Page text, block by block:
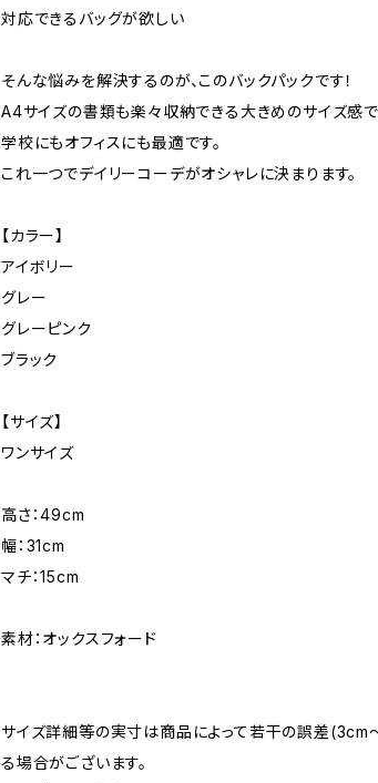
対応できるバッグが欲しい
そんな悩みを解決するのが、このバックパックです！
A4サイズの書類も楽々収納できる大きめのサイズ感で
学校にもオフィスにも最適です。
これ一つでデイリーコーデがオシャレに決まります。
【カラー】
アイボリー
グレー
グレーピンク
ブラック
【サイズ】
ワンサイズ
高さ：49cm
幅：31cm
マチ：15cm
素材：オックスフォード
サイズ詳細等の実寸は商品によって若干の誤差
る場合がございます。